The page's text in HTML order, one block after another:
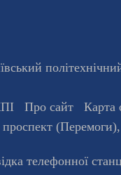
Про сайт Карта
проспект
телефонної